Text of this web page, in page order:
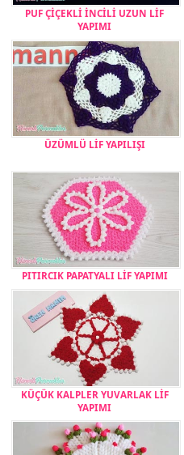
PUF ÇİÇEKLİ İNCİLİ UZUN LİF
YAPIMI
ÜZÜMLÜ LİF YAPILIŞI
PITIRCIK PAPATYALI LİF YAPIMI
KÜÇÜK KALPLER YUVARLAK LİF
YAPIMI